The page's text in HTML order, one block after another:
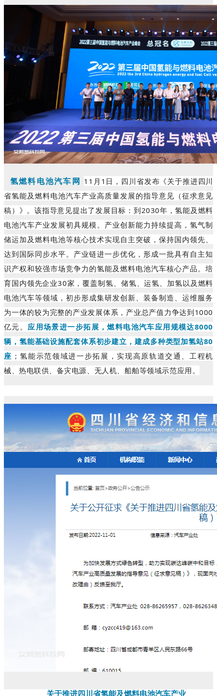
氢燃料电池汽车网 11月1日，四川省发布《关于推进四川
省氢能及燃料电池汽车产业高质量发展的指导意见（征求意见
稿）》。该指导意见提出了发展目标： 到2030年，氢能及燃料
电池汽车产业发展初具规模。产业创新能力持续提高，氢气制
储运加及燃料电池等核心技术实现自主突破，保持国内领先、
达到国际同步水平。产业链进一步优化，形成一批具有自主知
识产权和较强市场竞争力的氢能及燃料电池汽车核心产品。培
育国内领先企业30家，覆盖制氢、储氢、运氢、加氢以及燃料
电池汽车等领域，初步形成集研发创新、装备制造、运维服务
为一体的较为完整的产业发展体系，产业总产值力争达到1000
亿元。应用场景进一步拓展，燃料电池汽车应用规模达8000
辆，氢能基础设施配套体系初步建立，建成多种类型加氢站80
座 ；氢能示范领域进一步拓展，实现高原轨道交通、工程机
械、热电联供、备灾电源、无人机、船舶等领域示范应用。
关于推进四川省氢能及燃料电池汽车产业